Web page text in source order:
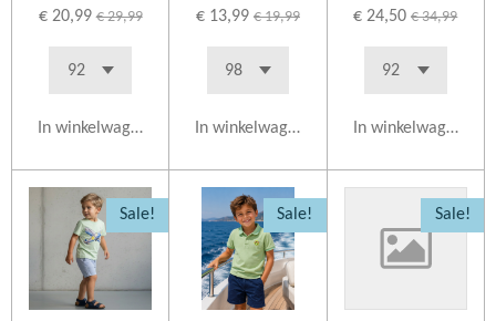
€ 20,99 € 29,99
In winkelwagen
€ 13,99 € 19,99
In winkelwagen
€ 24,50 € 34,99
In winkelwagen
Sale! Sale! Sale!